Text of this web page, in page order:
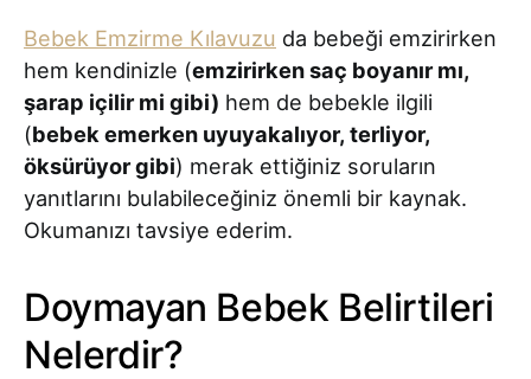
Bebek Emzirme Kılavuzu da bebeği emzirirken
hem kendinizle (emzirirken saç boyanır mı,
şarap içilir mi gibi) hem de bebekle ilgili
(bebek emerken uyuyakalıyor, terliyor,
öksürüyor gibi) merak ettiğiniz soruların
yanıtlarını bulabileceğiniz önemli bir kaynak.
Okumanızı tavsiye ederim.
Doymayan Bebek Belirtileri
Nelerdir?